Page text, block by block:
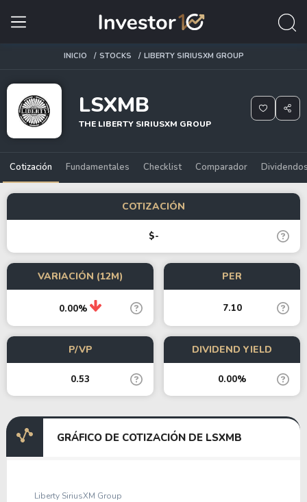
INICIO STOCKS LIBERTY SIRIUSXM GROUP
LSXMB
THE LIBERTY SIRIUSXM GROUP
Cotización Fundamentales Checklist Comparador
COTIZACIÓN
$-
VARIACIÓN (12M)
0.00%
PER
7.10
P/VP
0.53
DIVIDEND YIELD
0.00%
GRÁFICO DE COTIZACIÓN DE LSXMB
Liberty SiriusXM Group